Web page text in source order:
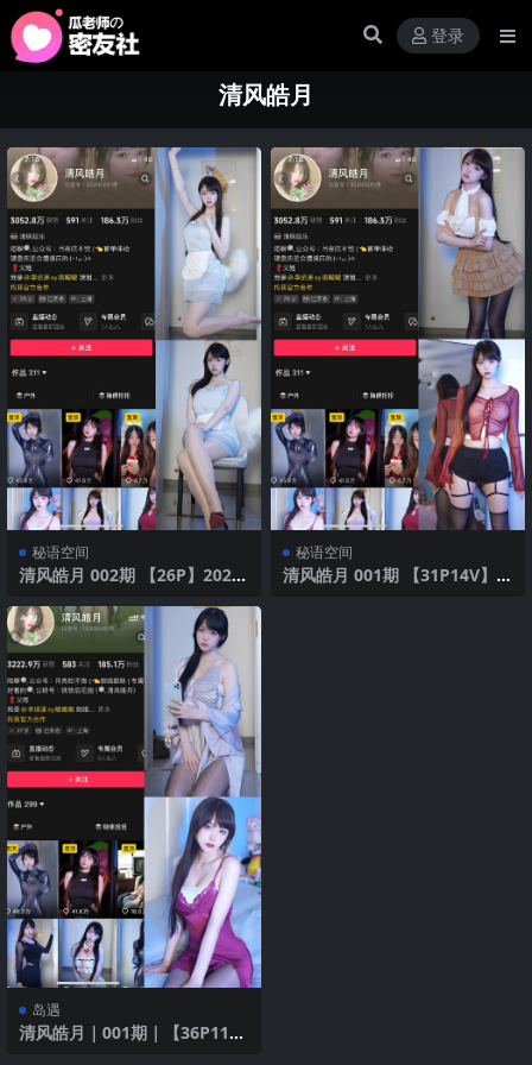
登录
清风皓月
秘语空间
清风皓月 002期 【26P】2025
秘语空间
清风皓月 001期 【31P14V】2
岛遇
清风皓月｜001期｜【36P11